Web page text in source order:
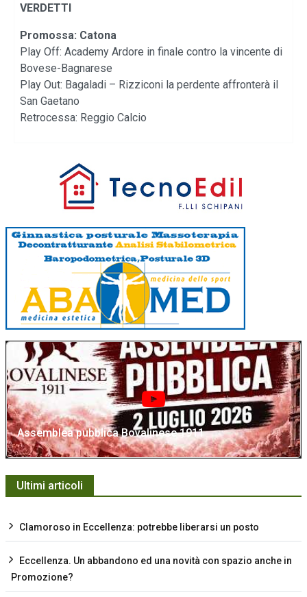
VERDETTI
Promossa: Catona
Play Off: Academy Ardore in finale contro la vincente di
Bovese-Bagnarese
Play Out: Bagaladi – Rizziconi la perdente affronterà il
San Gaetano
Retrocessa: Reggio Calcio
Assemblea pubblica Bovalinese 1911
Ultimi articoli
Clamoroso in Eccellenza: potrebbe liberarsi un posto
Eccellenza. Un abbandono ed una novità con spazio anche in
Promozione?